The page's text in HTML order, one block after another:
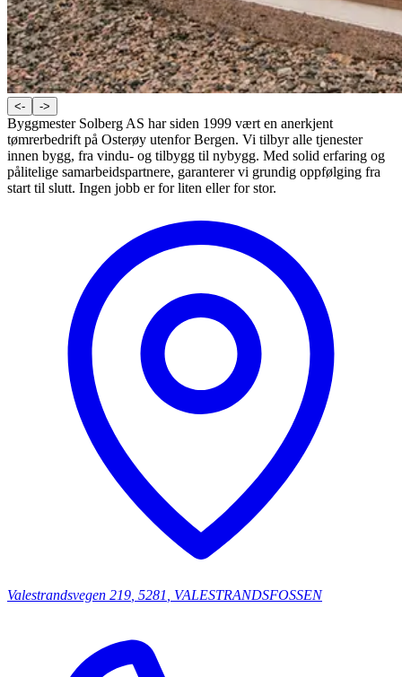
<- ->
Byggmester Solberg AS har siden 1999 vært en anerkjent
tømrerbedrift på Osterøy utenfor Bergen. Vi tilbyr alle tjenester
innen bygg, fra vindu- og tilbygg til nybygg. Med solid erfaring og
pålitelige samarbeidspartnere, garanterer vi grundig oppfølging fra
start til slutt. Ingen jobb er for liten eller for stor.
Valestrandsvegen 219 5281 VALESTRANDSFOSSEN